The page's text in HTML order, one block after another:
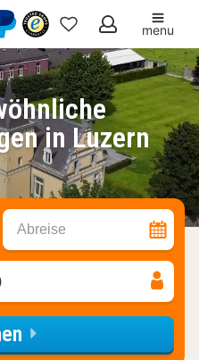
Meine
Favoriten
menu
in Luzern
Abreise